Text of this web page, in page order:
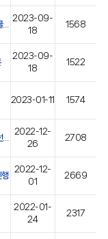
2023년 추석 청탁금지법 선물 바로알기
2023-09-
18
1568
2023-09-
18
1522
2023-01-11 1574
2023년 설명절 청탁금지법 선물 바로알기
2022-12-
26
2708
행
2022-12-
01
2669
2022-01-
24
2317